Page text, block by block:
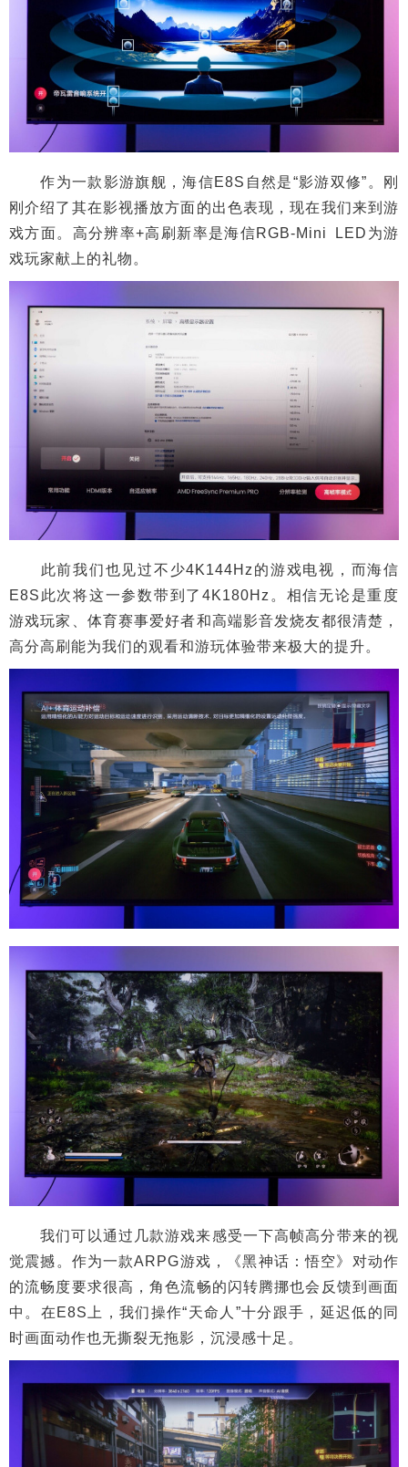
作为一款影游旗舰，海信E8S自然是“影游双修”。刚
刚介绍了其在影视播放方面的出色表现，现在我们来到游
戏方面。高分辨率+高刷新率是海信RGB-Mini LED为游
戏玩家献上的礼物。
此前我们也见过不少4K144Hz的游戏电视，而海信
E8S此次将这一参数带到了4K180Hz。相信无论是重度
游戏玩家、体育赛事爱好者和高端影音发烧友都很清楚，
高分高刷能为我们的观看和游玩体验带来极大的提升。
我们可以通过几款游戏来感受一下高帧高分带来的视
觉震撼。作为一款ARPG游戏，《黑神话：悟空》对动作
的流畅度要求很高，角色流畅的闪转腾挪也会反馈到画面
中。在E8S上，我们操作“天命人”十分跟手，延迟低的同
时画面动作也无撕裂无拖影，沉浸感十足。